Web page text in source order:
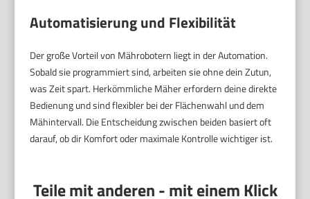
Automatisierung und Flexibilität
Der große Vorteil von Mährobotern liegt in der Automation.
Sobald sie programmiert sind, arbeiten sie ohne dein Zutun,
was Zeit spart. Herkömmliche Mäher erfordern deine direkte
Bedienung und sind flexibler bei der Flächenwahl und dem
Mähintervall. Die Entscheidung zwischen beiden basiert oft
darauf, ob dir Komfort oder maximale Kontrolle wichtiger ist.